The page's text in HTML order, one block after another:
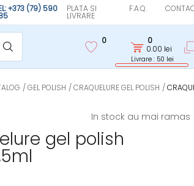
+373 (79) 590 PLATA SI
LIVRARE
F.A.Q.
0
0
0.00 lei
Livrare : 50 lei
GEL POLISH CRAQUELURE GEL POLISH
In stock au mai ramas
gel polish